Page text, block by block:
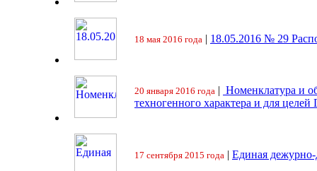
18 мая 2016 года | 18.05.2016 № 29
20 января 2016 года | Номенклатура и
техногенного характера и для целей
17 сентября 2015 года | Единая